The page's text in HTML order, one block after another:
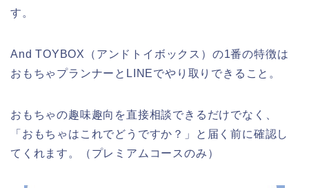
す。
And TOYBOX（アンドトイボックス）の1番の特徴は
おもちゃプランナーとLINEでやり取りできること。
おもちゃの趣味趣向を直接相談できるだけでなく、
「おもちゃはこれでどうですか？」と届く前に確認し
てくれます。（プレミアムコースのみ）